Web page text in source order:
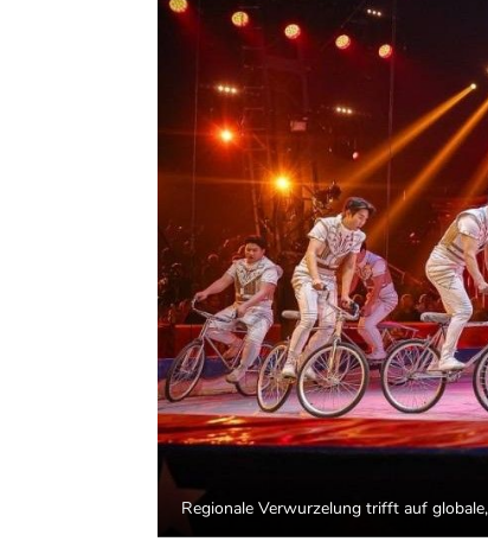
Regionale Verwurzelung trifft auf